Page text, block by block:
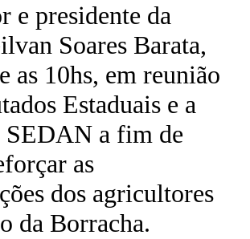
e presidente da
Soares Barata,
as 10hs, em reunião
Estaduais e a
SEDAN a fim de
as
dos agricultores
da Borracha.